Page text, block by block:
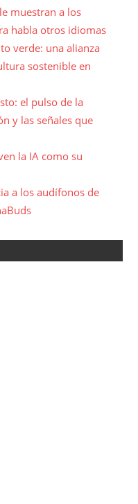
muestran a los
habla otros idiomas
verde: una alianza
sostenible en
el pulso de la
y las señales que
la IA como su
a los audífonos de